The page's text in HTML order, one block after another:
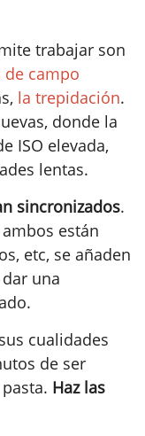
trabajar son
campo
la trepidación.
donde la
ISO elevada,
lentas.
sincronizados.
están
etc, se añaden
una
cualidades
de ser
Haz las